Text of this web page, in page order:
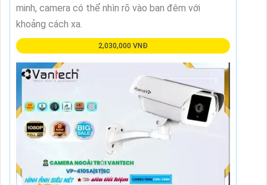
minh, camera có thể nhìn rõ vào ban đêm với
khoảng cách xa.
2,030,000 VNĐ